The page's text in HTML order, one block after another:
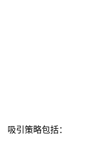
吸引策略包括：